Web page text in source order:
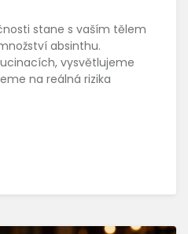
stane s vaším tělem
absinthu.
vysvětlujeme
na reálná rizika